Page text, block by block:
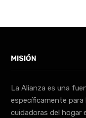
MISIÓN
La Alianza es una
específicamente para
cuidadoras del hogar